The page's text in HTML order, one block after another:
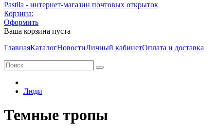
Pastila - интернет-магазин почтовых открыток
Корзина:
Оформить
Ваша корзина пуста
ГлавнаяКаталогНовостиЛичный кабинетОплата и доставка
Люди
Темные тропы